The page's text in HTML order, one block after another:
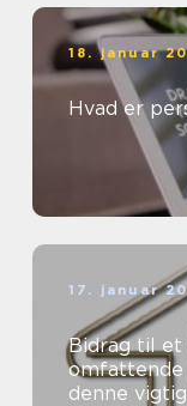
18. januar
Hvad er
17. januar
Bidrag til et
denne